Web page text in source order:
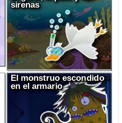
sirenas
El monstruo escondido
en el armario